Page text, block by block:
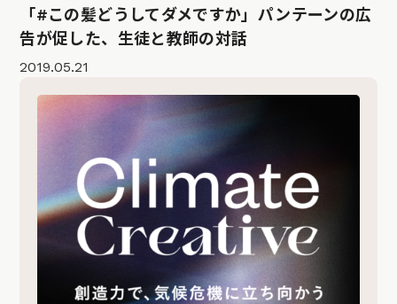
「#この髪どうしてダメですか」パンテーンの広
告が促した、生徒と教師の対話
2019.05.21